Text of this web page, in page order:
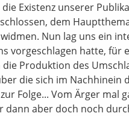
Existenz unserer
dem
Nun lag uns ein
vorgeschlagen hatte,
Produktion des
die sich im
Folge... Vom Ärger mal
dann aber doch noch